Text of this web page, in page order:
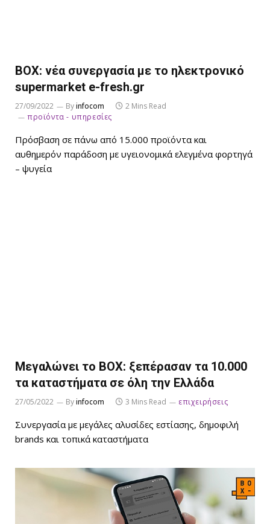
BOX: νέα συνεργασία με το ηλεκτρονικό
supermarket e-fresh.gr
27/09/2022 Byinfocom
2 Mins Read
προϊόντα - υπηρεσίες
Πρόσβαση σε πάνω από 15.000 προϊόντα και
αυθημερόν παράδοση με υγειονομικά ελεγμένα φορτηγά
– ψυγεία
Μεγαλώνει το BOX: ξεπέρασαν τα 10.000
τα καταστήματα σε όλη την Ελλάδα
27/05/2022 Byinfocom 3 Mins Read επιχειρήσεις
Συνεργασία με μεγάλες αλυσίδες εστίασης, δημοφιλή
brands και τοπικά καταστήματα